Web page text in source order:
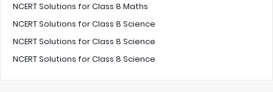
NCERT Solutions for Class 8 Maths
NCERT Solutions for Class 8 Science
NCERT Solutions for Class 8 Science
NCERT Solutions for Class 8 Science